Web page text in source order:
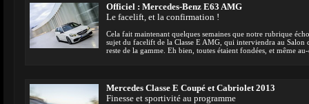
Officiel : Mercedes-Benz E63 AMG
Le facelift, et la confirmation !
Cela fait maintenant quelques semaines que notre rubrique
sujet du facelift de la Classe E AMG, qui interviendra au Salon
reste de la gamme. Eh bien, toutes étaient fondées, et même
Mercedes Classe E Coupé et Cabriolet 2013
Finesse et sportivité au programme